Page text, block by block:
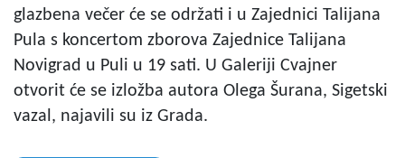
glazbena večer će se održati i u Zajednici Talijana
Pula s koncertom zborova Zajednice Talijana
Novigrad u Puli u 19 sati. U Galeriji Cvajner
otvorit će se izložba autora Olega Šurana, Sigetski
vazal, najavili su iz Grada.